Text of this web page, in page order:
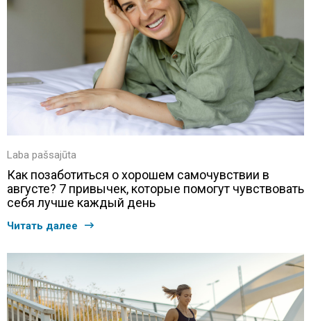
Laba pašsajūta
Как позаботиться о хорошем самочувствии в
августе? 7 привычек, которые помогут чувствовать
себя лучше каждый день
Читать далее